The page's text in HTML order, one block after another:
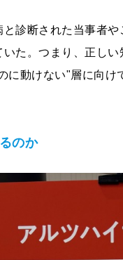
診断された当事者
た。つまり、正し
に動けない"層に向
のか